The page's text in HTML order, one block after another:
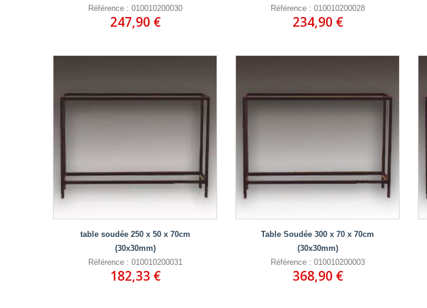
Référence : 010010200030
247,90 €
Référence : 010010200028
234,90 €
table soudée 250 x 50 x 70cm
(30x30mm)
Référence : 010010200031
182,33 €
Table Soudée 300 x 70 x 70cm
(30x30mm)
Référence : 010010200003
368,90 €